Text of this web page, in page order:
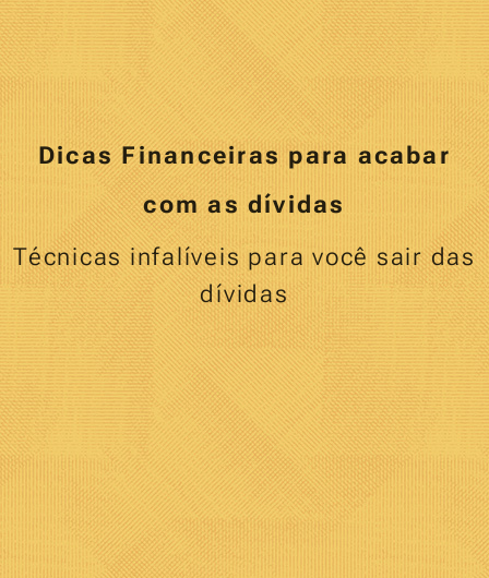
Dicas Financeiras para acabar
com as dívidas
Técnicas infalíveis para você sair das
dívidas